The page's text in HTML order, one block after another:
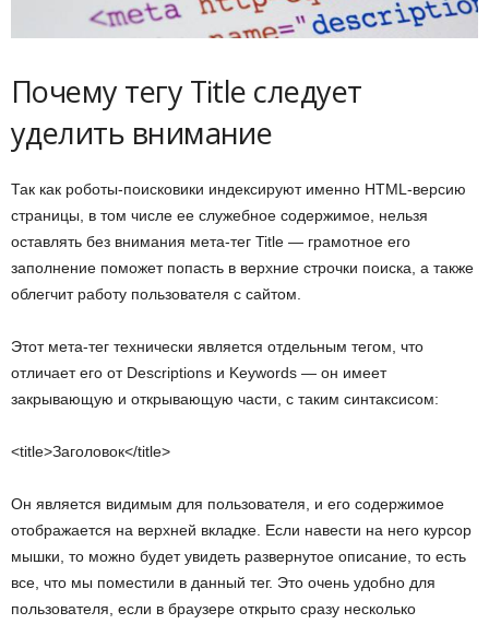
Почему тегу Title следует
уделить внимание
Так как роботы-поисковики индексируют именно HTML-версию
страницы, в том числе ее служебное содержимое, нельзя
оставлять без внимания мета-тег Title — грамотное его
заполнение поможет попасть в верхние строчки поиска, а также
облегчит работу пользователя с сайтом.
Этот мета-тег технически является отдельным тегом, что
отличает его от Descriptions и Keywords — он имеет
закрывающую и открывающую части, с таким синтаксисом:
<title>Заголовок</title>
Он является видимым для пользователя, и его содержимое
отображается на верхней вкладке. Если навести на него курсор
мышки, то можно будет увидеть развернутое описание, то есть
все, что мы поместили в данный тег. Это очень удобно для
пользователя, если в браузере открыто сразу несколько